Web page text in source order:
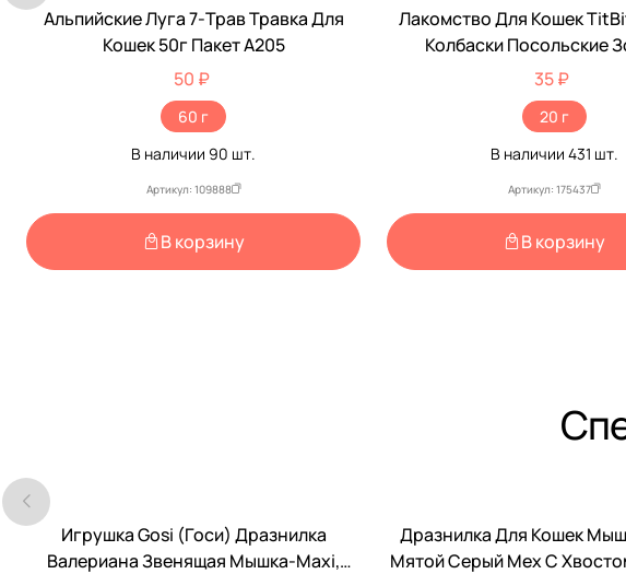
Альпийские Луга 7-Трав Травка Для
Кошек 50г Пакет А205
50 ₽
60 г
В наличии 90 шт.
Артикул: 109888
В корзину
Лакомство Для Кошек
Колбаски Посольские
Коллекция 20г
35 ₽
20 г
В наличии 431 шт.
Артикул: 175437
В корзину
-15%
Игрушка Gosi (Госи) Дразнилка
Валериана Звенящая Мышка-Maxi,
-15%
Дразнилка Для Кошек
Мятой Серый Мех С